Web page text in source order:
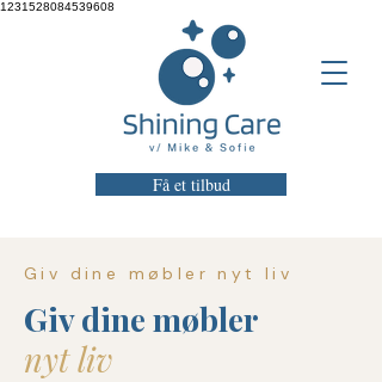
1231528084539608
Få et tilbud
Giv dine møbler nyt liv
Giv dine møbler
nyt liv